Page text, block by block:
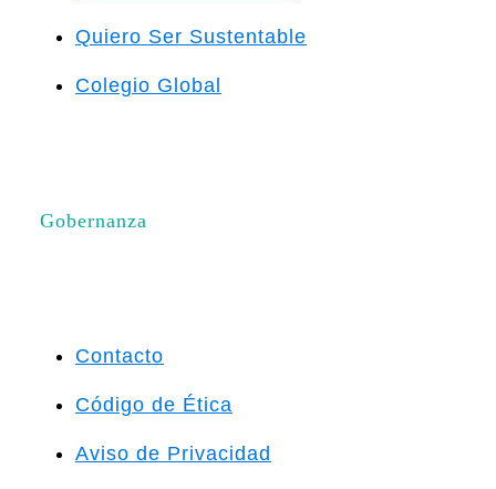
Quiero Ser Sustentable
Colegio Global
Gobernanza
Contacto
Código de Ética
Aviso de Privacidad